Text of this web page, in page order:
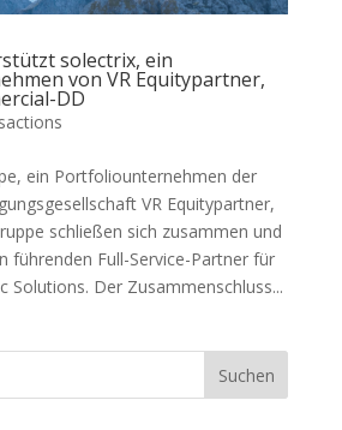
solectrix, ein
von VR Equitypartner,
DD
ein Portfoliounternehmen der
VR Equitypartner,
schließen sich zusammen und
führenden Full-Service-Partner für
Solutions. Der Zusammenschluss...